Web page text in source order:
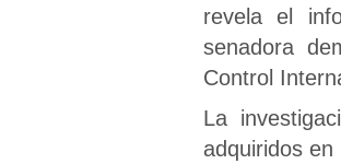
revela el
senadora
Control
La
adquiridos